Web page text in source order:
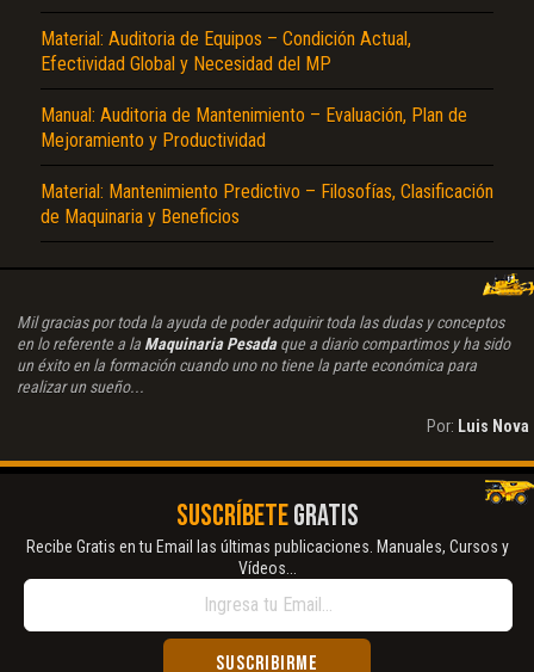
Material: Auditoria de Equipos – Condición Actual,
Efectividad Global y Necesidad del MP
Manual: Auditoria de Mantenimiento – Evaluación, Plan de
Mejoramiento y Productividad
Material: Mantenimiento Predictivo – Filosofías, Clasificación
de Maquinaria y Beneficios
Mil gracias por toda la ayuda de poder adquirir toda las dudas y conceptos
en lo referente a la Maquinaria Pesadaque a diario compartimos y ha sido
un éxito en la formación cuando uno no tiene la parte económica para
realizar un sueño...
Por: Luis Nova
SUSCRÍBETEGRATIS
Recibe Gratis en tu Email las últimas publicaciones. Manuales, Cursos y
Vídeos...